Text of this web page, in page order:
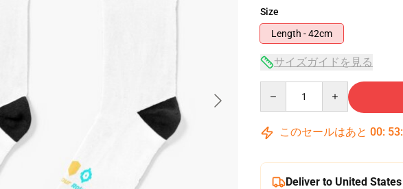
Size
Length - 42cm
サイズガイドを見る
このセールはあと 00: 53:
Deliver to United States